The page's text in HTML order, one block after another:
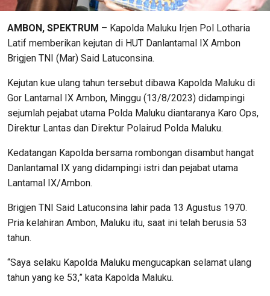
AMBON, SPEKTRUM – Kapolda Maluku Irjen Pol Lotharia
Latif memberikan kejutan di HUT Danlantamal IX Ambon
Brigjen TNI (Mar) Said Latuconsina.
Kejutan kue ulang tahun tersebut dibawa Kapolda Maluku di
Gor Lantamal IX Ambon, Minggu (13/8/2023) didampingi
sejumlah pejabat utama Polda Maluku diantaranya Karo Ops,
Direktur Lantas dan Direktur Polairud Polda Maluku.
Kedatangan Kapolda bersama rombongan disambut hangat
Danlantamal IX yang didampingi istri dan pejabat utama
Lantamal IX/Ambon.
Brigjen TNI Said Latuconsina lahir pada 13 Agustus 1970.
Pria kelahiran Ambon, Maluku itu, saat ini telah berusia 53
tahun.
“Saya selaku Kapolda Maluku mengucapkan selamat ulang
tahun yang ke 53,” kata Kapolda Maluku.